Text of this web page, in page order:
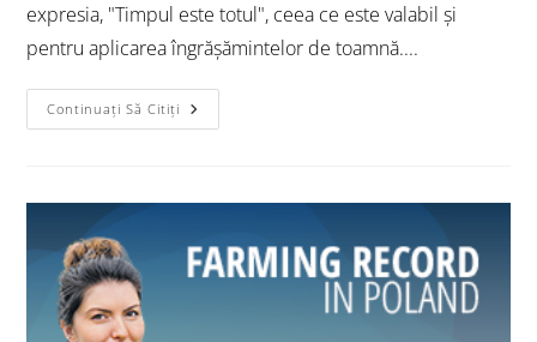
expresia, "Timpul este totul", ceea ce este valabil și
pentru aplicarea îngrășămintelor de toamnă....
Continuați Să Citiți